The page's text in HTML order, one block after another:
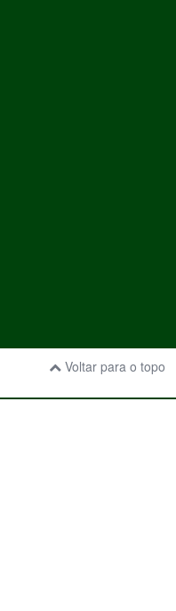
Voltar para o topo